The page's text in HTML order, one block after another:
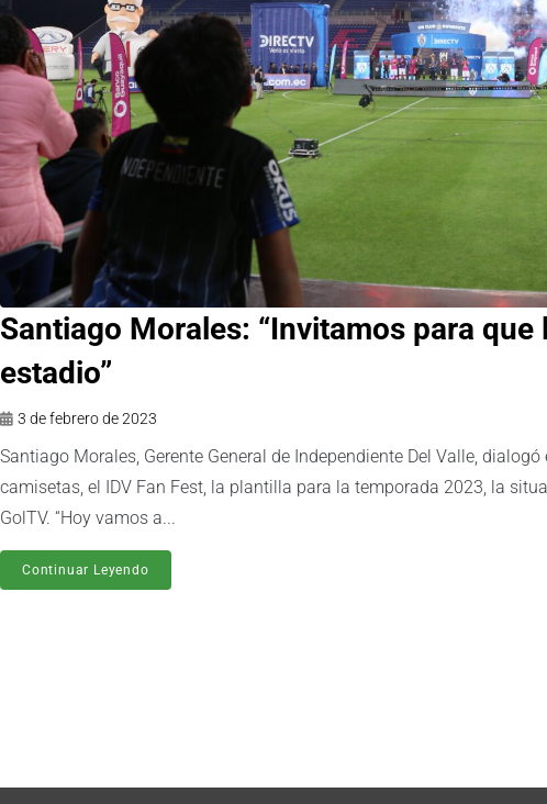
Santiago Morales: “Invitamos para que
estadio”
3 de febrero de 2023
Santiago Morales, Gerente General de Independiente Del Valle,
camisetas, el IDV Fan Fest, la plantilla para la temporada 2023, la
GolTV. “Hoy vamos a...
Continuar Leyendo